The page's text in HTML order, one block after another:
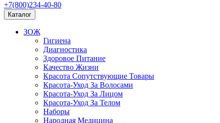
+7(800)234-40-80
Каталог
ЗОЖ
Гигиена
Диагностика
Здоровое Питание
Качество Жизни
Красота Сопутствующие Товары
Красота-Уход За Волосами
Красота-Уход За Лицом
Красота-Уход За Телом
Наборы
Народная Медицина